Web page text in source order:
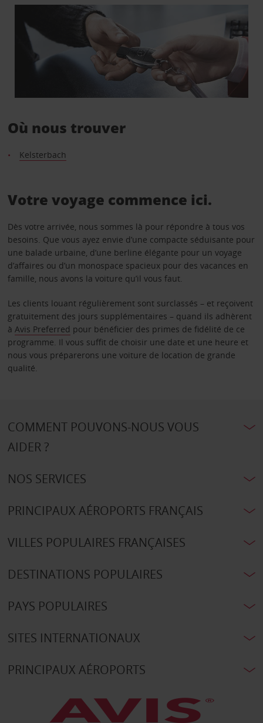
Où nous trouver
Kelsterbach
Votre voyage commence ici.
Dès votre arrivée, nous sommes là pour répondre à tous vos
besoins. Que vous ayez envie d’une compacte séduisante pour
une balade urbaine, d’une berline élégante pour un voyage
d’affaires ou d’un monospace spacieux pour des vacances en
famille, nous avons la voiture qu’il vous faut.
Les clients louant régulièrement sont surclassés – et reçoivent
gratuitement des jours supplémentaires – quand ils adhèrent
à Avis Preferred pour bénéficier des primes de fidélité de ce
programme. Il vous suffit de choisir une date et une heure et
nous vous préparerons une voiture de location de grande
qualité.
COMMENT POUVONS-NOUS VOUS
AIDER ?
NOS SERVICES
PRINCIPAUX AÉROPORTS FRANÇAIS
VILLES POPULAIRES FRANÇAISES
DESTINATIONS POPULAIRES
PAYS POPULAIRES
SITES INTERNATIONAUX
PRINCIPAUX AÉROPORTS